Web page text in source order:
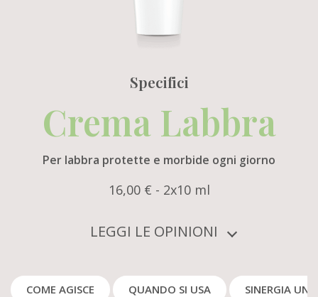
Specifici
Crema Labbra
Per labbra protette e morbide ogni giorno
16,00 € - 2x10 ml
LEGGI LE OPINIONI
COME AGISCE QUANDO SI USA SINERGIA